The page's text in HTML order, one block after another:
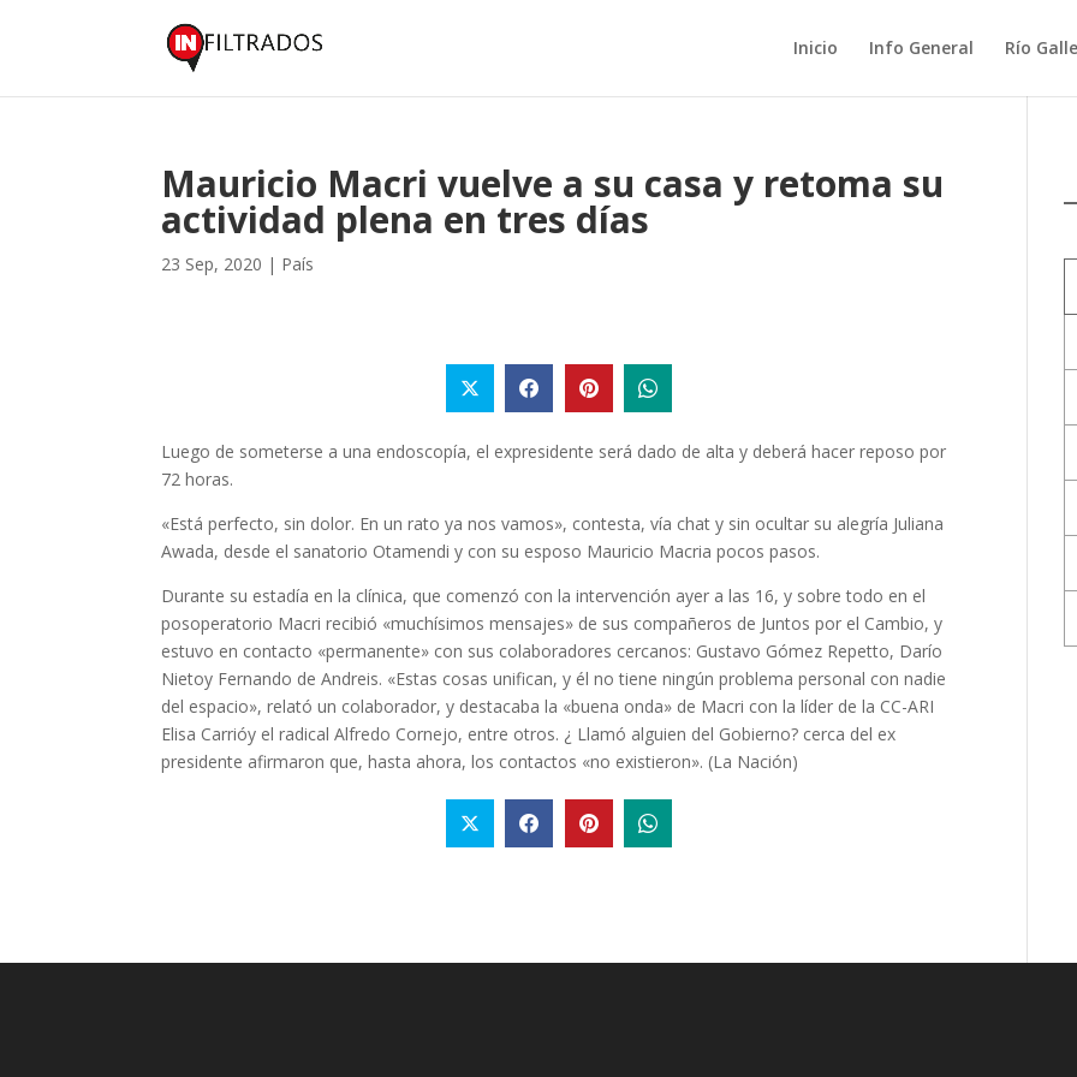
Inicio Info General Río
Mauricio Macri vuelve a su casa y retoma su
actividad plena en tres días
23 Sep, 2020 | País
Luego de someterse a una endoscopía, el expresidente será dado de alta y deberá hacer reposo por
72 horas.
«Está perfecto, sin dolor. En un rato ya nos vamos», contesta, vía chat y sin ocultar su alegría Juliana
Awada, desde el sanatorio Otamendi y con su esposo Mauricio Macria pocos pasos.
Durante su estadía en la clínica, que comenzó con la intervención ayer a las 16, y sobre todo en el
posoperatorio Macri recibió «muchísimos mensajes» de sus compañeros de Juntos por el Cambio, y
estuvo en contacto «permanente» con sus colaboradores cercanos: Gustavo Gómez Repetto, Darío
Nietoy Fernando de Andreis. «Estas cosas unifican, y él no tiene ningún problema personal con nadie
del espacio», relató un colaborador, y destacaba la «buena onda» de Macri con la líder de la CC-ARI
Elisa Carrióy el radicalAlfredo Cornejo, entre otros. ¿ Llamó alguien del Gobierno? cerca del ex
presidente afirmaron que, hasta ahora, los contactos «no existieron». (La Nación)